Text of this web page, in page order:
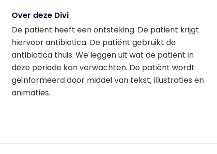
Over deze Divi
De patiënt heeft een ontsteking. De patiënt krijgt
hiervoor antibiotica. De patiënt gebruikt de
antibiotica thuis. We leggen uit wat de patiënt in
deze periode kan verwachten. De patiënt wordt
geïnformeerd door middel van tekst, illustraties en
animaties.